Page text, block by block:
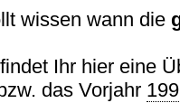
wissen wann die
Ihr hier eine
das Vorjahr